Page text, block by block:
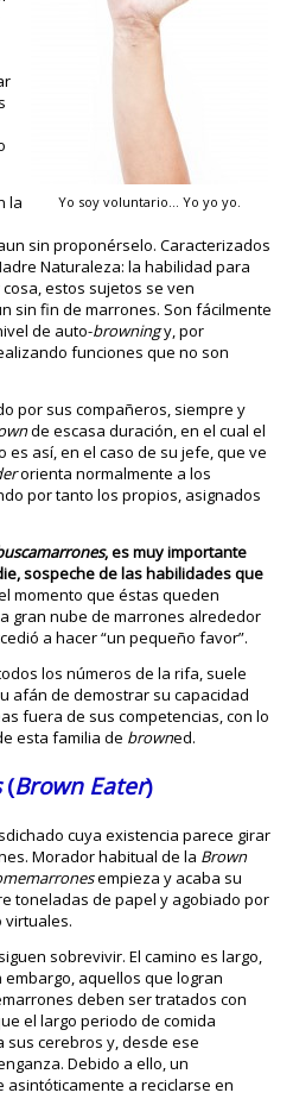
Yo soy voluntario… Yo yo yo.
la
sin proponérselo. Caracterizados
Naturaleza: la habilidad para
estos sujetos se ven
sin fin de marrones. Son fácilmente
de auto-browningy, por
funciones que no son
por sus compañeros, siempre y
de escasa duración, en el cual el
es así, en el caso de su jefe, que ve
orienta normalmente a los
por tanto los propios, asignados
, es muy importante
sospeche de las habilidades que
momento que éstas queden
gran nube de marrones alrededor
a hacer “un pequeño favor”.
los números de la rifa, suele
afán de demostrar su capacidad
fuera de sus competencias, con lo
esta familia de browned.
(Brown Eater)
cuya existencia parece girar
Morador habitual de la Brown
empieza y acaba su
toneladas de papel y agobiado por
virtuales.
sobrevivir. El camino es largo,
aquellos que logran
deben ser tratados con
el largo periodo de comida
cerebros y, desde ese
Debido a ello, un
a reciclarse en